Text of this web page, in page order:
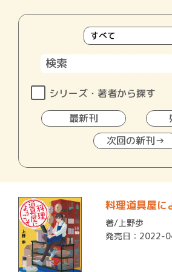
シリーズ・著者から探す
最新刊
次回の新刊→
料理道具屋に
著/上野歩
発売日：2022-